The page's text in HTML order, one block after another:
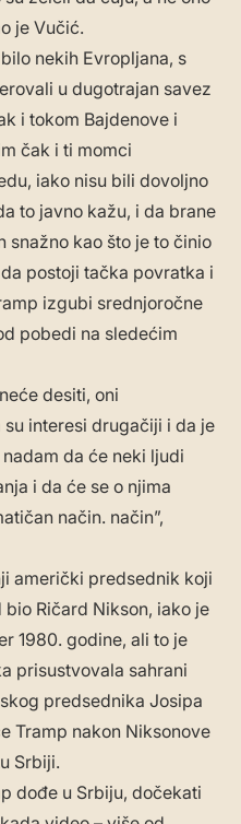
je Vučić.
nekih Evropljana, s
u dugotrajan savez
i tokom Bajdenove i
čak i ti momci
iako nisu bili dovoljno
to javno kažu, i da brane
snažno kao što je to činio
postoji tačka povratka i
izgubi srednjoročne
pobedi na sledećim
desiti, oni
interesi drugačiji i da je
da će neki ljudi
i da će se o njima
način. način”,
američki predsednik koji
Ričard Nikson, iako je
1980. godine, ali to je
prisustvovala sahrani
predsednika Josipa
Tramp nakon Niksonove
Srbiji.
dođe u Srbiju, dočekati